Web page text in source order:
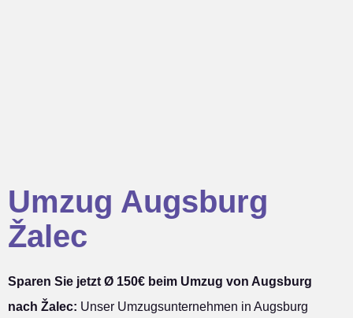
Umzug Augsburg
Žalec
Sparen Sie jetzt Ø 150€ beim Umzug von Augsburg
nach Žalec: Unser Umzugsunternehmen in Augsburg